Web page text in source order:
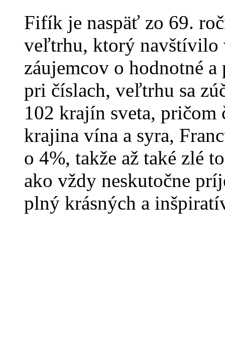
Fifík je naspäť zo 69.
veľtrhu, ktorý navštívilo
záujemcov o hodnotné
pri číslach, veľtrhu sa
102 krajín sveta,
krajina vína a syra,
o 4%, takže až také zlé
ako vždy neskutočne
plný krásných a